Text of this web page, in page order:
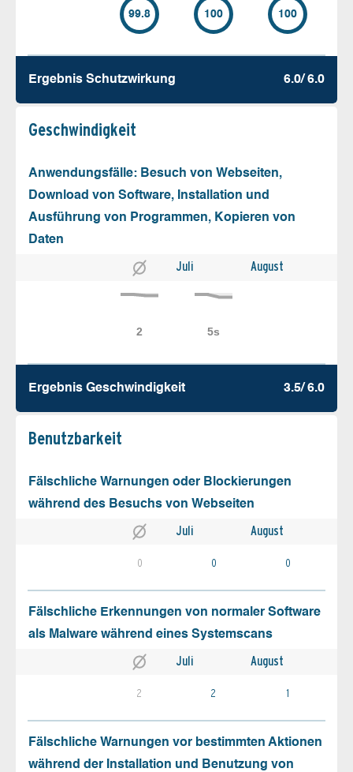
99.8 100 100
Ergebnis Schutz­wirkung 6.0/ 6.0
Geschw­indigkeit
Anwendungsfälle: Besuch von Webseiten,
Download von Software, Installation und
Ausführung von Programmen, Kopieren von
Daten
Juli August
Ergebnis Geschw­indigkeit 3.5/ 6.0
Benutz­barkeit
Fälschliche Warnungen oder Blockierungen
während des Besuchs von Webseiten
Juli August
0 0 0
Fälschliche Erkennungen von normaler Software
als Malware während eines Systemscans
Juli August
2 2 1
Fälschliche Warnungen vor bestimmten Aktionen
während der Installation und Benutzung von